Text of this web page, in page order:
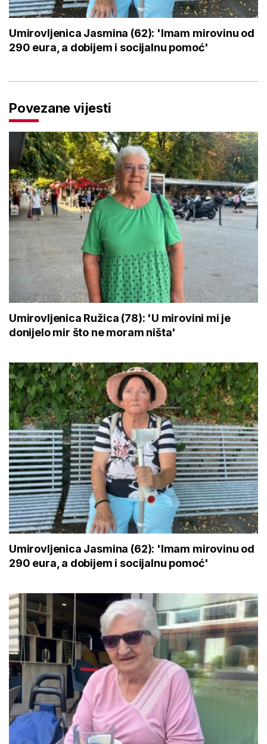
Umirovljenica Jasmina (62): 'Imam mirovinu od
290 eura, a dobijem i socijalnu pomoć'
Povezane vijesti
Umirovljenica Ružica (78): 'U mirovini mi je
donijelo mir što ne moram ništa'
Umirovljenica Jasmina (62): 'Imam mirovinu od
290 eura, a dobijem i socijalnu pomoć'